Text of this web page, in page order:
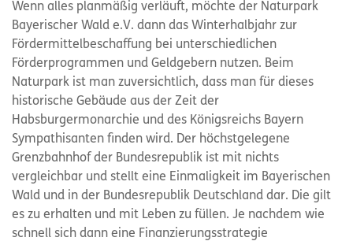
Wenn alles planmäßig verläuft, möchte der Naturpark
Bayerischer Wald e.V. dann das Winterhalbjahr zur
Fördermittelbeschaffung bei unterschiedlichen
Förderprogrammen und Geldgebern nutzen. Beim
Naturpark ist man zuversichtlich, dass man für dieses
historische Gebäude aus der Zeit der
Habsburgermonarchie und des Königsreichs Bayern
Sympathisanten finden wird. Der höchstgelegene
Grenzbahnhof der Bundesrepublik ist mit nichts
vergleichbar und stellt eine Einmaligkeit im Bayerischen
Wald und in der Bundesrepublik Deutschland dar. Die gilt
es zu erhalten und mit Leben zu füllen. Je nachdem wie
schnell sich dann eine Finanzierungsstrategie